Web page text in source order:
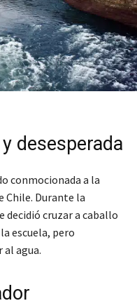
desesperada
conmocionada a la
Chile. Durante la
decidió cruzar a caballo
escuela, pero
agua.